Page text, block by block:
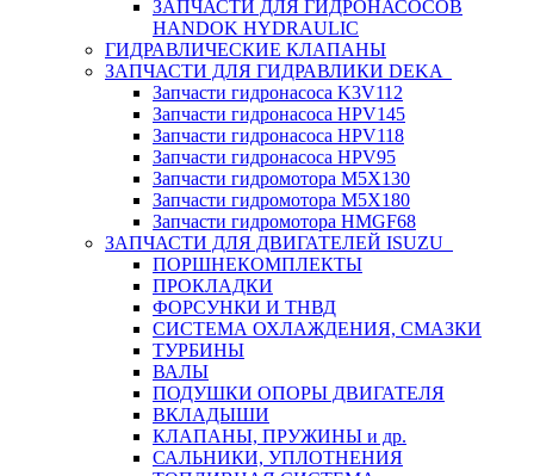
ЗАПЧАСТИ ДЛЯ ГИДРОНАСОСОВ
HANDOK HYDRAULIC
ГИДРАВЛИЧЕСКИЕ КЛАПАНЫ
ЗАПЧАСТИ ДЛЯ ГИДРАВЛИКИ DEKA
Запчасти гидронасоса K3V112
Запчасти гидронасоса HPV145
Запчасти гидронасоса HPV118
Запчасти гидронасоса HPV95
Запчасти гидромотора M5X130
Запчасти гидромотора M5X180
Запчасти гидромотора HMGF68
ЗАПЧАСТИ ДЛЯ ДВИГАТЕЛЕЙ ISUZU
ПОРШНЕКОМПЛЕКТЫ
ПРОКЛАДКИ
ФОРСУНКИ И ТНВД
СИСТЕМА ОХЛАЖДЕНИЯ, СМАЗКИ
ТУРБИНЫ
ВАЛЫ
ПОДУШКИ ОПОРЫ ДВИГАТЕЛЯ
ВКЛАДЫШИ
КЛАПАНЫ, ПРУЖИНЫ и др.
САЛЬНИКИ, УПЛОТНЕНИЯ